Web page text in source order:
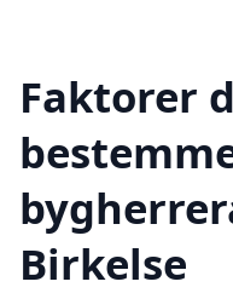
Faktorer
Birkelse